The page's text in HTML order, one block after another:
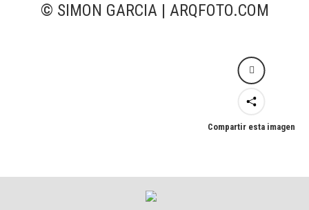
© SIMON GARCIA | ARQFOTO.COM
Compartir esta imagen